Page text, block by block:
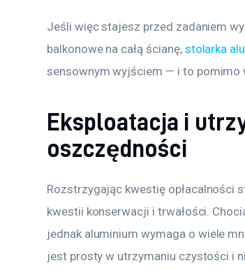
Jeśli więc stajesz przed zadaniem
balkonowe na całą ścianę, stolarka
sensownym wyjściem — i to pomimo
Eksploatacja i
oszczędności
Rozstrzygając kwestię opłacalności
kwestii konserwacji i trwałości.
jednak aluminium wymaga o wiele
jest prosty w utrzymaniu czystości i